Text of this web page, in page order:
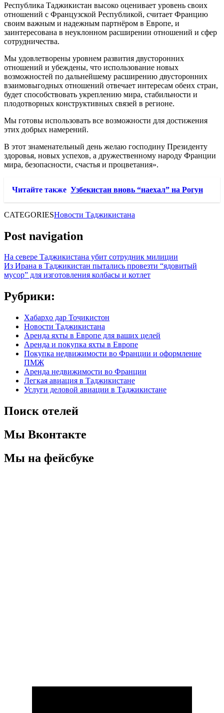
Республика Таджикистан высоко оценивает уровень своих
отношений с Французской Республикой, считает Францию
своим важным и надежным партнёром в Европе, и
заинтересована в неуклонном расширении отношений и сфер
сотрудничества.
Мы удовлетворены уровнем развития двусторонних
отношений и убеждены, что использование новых
возможностей по дальнейшему расширению двусторонних
взаимовыгодных отношений отвечает интересам обеих стран,
будет способствовать укреплению мира, стабильности и
плодотворных конструктивных связей в регионе.
Мы готовы использовать все возможности для достижения
этих добрых намерений.
В этот знаменательный день желаю господину Президенту
здоровья, новых успехов, а дружественному народу Франции
мира, безопасности, счастья и процветания».
Читайте также Узбекистан вновь “наехал” на Рогун
CATEGORIESНовости Таджикистана
Post navigation
На севере Таджикистана убит сотрудник милиции
Из Ирана в Таджикистан пытались провезти “ядовитый
мусор” для изготовления колбасы и котлет
Рубрики:
Хабарҳо дар Тоҷикистон
Новости Таджикистана
Аренда яхты в Европе для ваших целей
Аренда и покупка яхты в Европе
Покупка недвижимости во Франции и оформление
ПМЖ
Аренда недвижимости во Франции
Легкая авиация в Таджикистане
Услуги деловой авиации в Таджикистане
Поиск отелей
Мы Вконтакте
Мы на фейсбуке